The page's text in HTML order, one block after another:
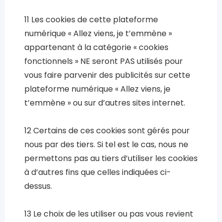
11 Les cookies de cette plateforme
numérique « Allez viens, je t’emmène »
appartenant à la catégorie « cookies
fonctionnels » NE seront PAS utilisés pour
vous faire parvenir des publicités sur cette
plateforme numérique « Allez viens, je
t’emmène » ou sur d’autres sites internet.
12 Certains de ces cookies sont gérés pour
nous par des tiers. Si tel est le cas, nous ne
permettons pas au tiers d’utiliser les cookies
à d’autres fins que celles indiquées ci-
dessus.
13 Le choix de les utiliser ou pas vous revient